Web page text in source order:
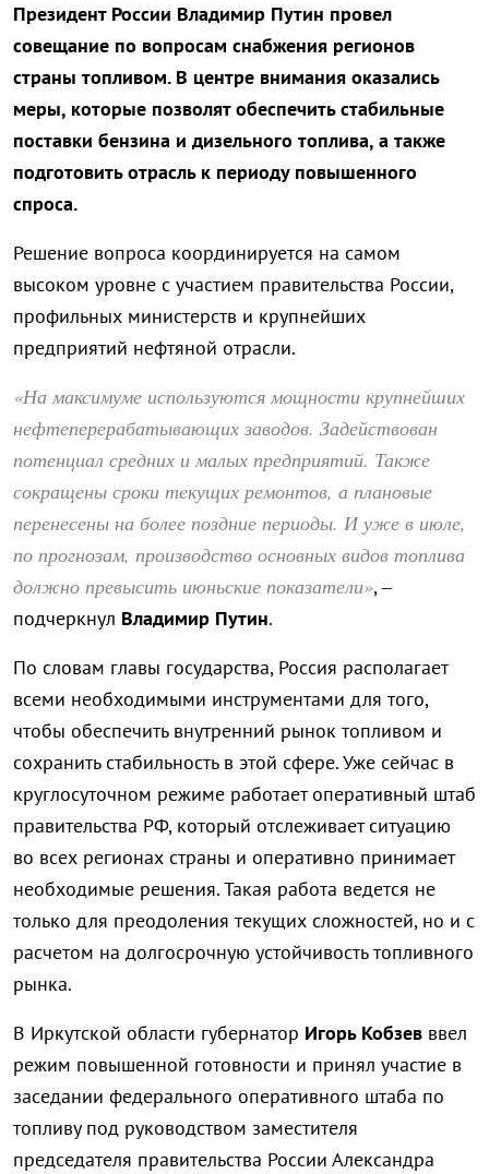
Президент России Владимир Путин провел
совещание по вопросам снабжения регионов
страны топливом. В центре внимания оказались
меры, которые позволят обеспечить стабильные
поставки бензина и дизельного топлива, а также
подготовить отрасль к периоду повышенного
спроса.
Решение вопроса координируется на самом
высоком уровне с участием правительства России,
профильных министерств и крупнейших
предприятий нефтяной отрасли.
«На максимуме используются мощности крупнейших
нефтеперерабатывающих заводов. Задействован
потенциал средних и малых предприятий. Также
сокращены сроки текущих ремонтов, а плановые
перенесены на более поздние периоды. И уже в июле,
по прогнозам, производство основных видов топлива
должно превысить июньские показатели», –
подчеркнул Владимир Путин.
По словам главы государства, Россия располагает
всеми необходимыми инструментами для того,
чтобы обеспечить внутренний рынок топливом и
сохранить стабильность в этой сфере. Уже сейчас в
круглосуточном режиме работает оперативный штаб
правительства РФ, который отслеживает ситуацию
во всех регионах страны и оперативно принимает
необходимые решения. Такая работа ведется не
только для преодоления текущих сложностей, но и с
расчетом на долгосрочную устойчивость топливного
рынка.
В Иркутской области губернатор Игорь Кобзев ввел
режим повышенной готовности и принял участие в
заседании федерального оперативного штаба по
топливу под руководством заместителя
председателя правительства России Александра